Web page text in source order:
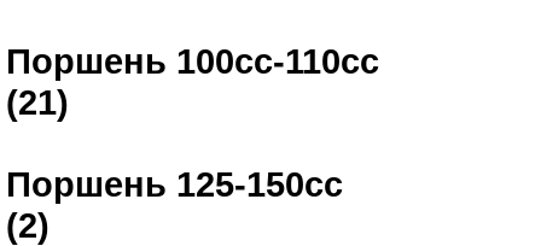
Поршень 100сс-110сс
(21)
Поршень 125-150сс
(2)